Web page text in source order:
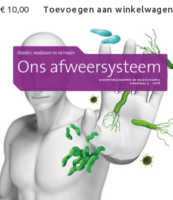
€ 10,00 Toevoegen aan winkelwagen